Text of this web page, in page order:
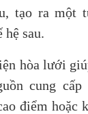
tạo ra một
hệ sau.
hòa lưới
cung cấp
điểm hoặc